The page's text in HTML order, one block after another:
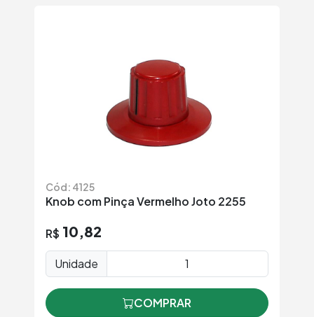
Cód: 4125
Knob com Pinça Vermelho Joto 2255
R$ 10,82
Unidade
COMPRAR